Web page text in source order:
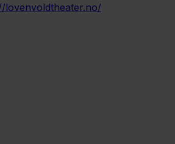
lovenvoldtheater.no/